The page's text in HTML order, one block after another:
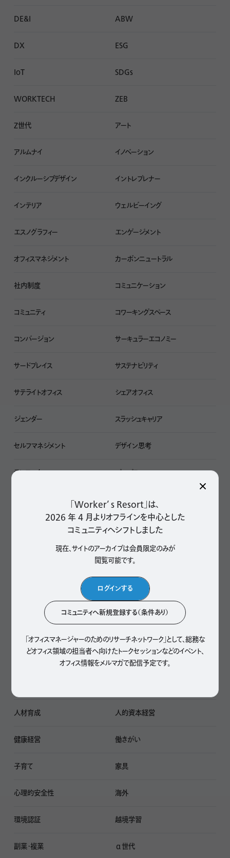
「Worker’ s Resort」は、
2026 年 4 月よりオフラインを中心とした
コミュニティへシフトしました
現在、サイトのアーカイブは会員限定のみが
閲覧可能です。
ログインする
コミュニティへ新規登録する（条件あり）
「オフィスマネージャーのためのリサーチネットワーク」として、総務な
どオフィス領域の担当者へ向けたトークセッションなどのイベント、
オフィス情報をメルマガで配信予定です。
DE&I ABW
DX ESG
IoT SDGs
WORKTECH ZEB
Z世代 アート
アルムナイ イノベーション
インクルーシブデザイン イントレプレナー
インテリア ウェルビーイング
エスノグラフィー エンゲージメント
オフィスマネジメント カーボンニュートラル
社内制度 コミュニケーション
コミュニティ コワーキングスペース
コンバージョン サーキュラーエコノミー
サードプレイス サステナビリティ
サテライトオフィス シェアオフィス
ジェンダー スラッシュキャリア
セルフマネジメント デザイン思考
テレワーク パーパス
ビジネスツール
フィジタルコミュニケーション ブランディング
マインドフルネス ミレニアル世代
ヘルスケア
リクルーティング
ワークエクスペリエンス ワークショップ
人材育成 人的資本経営
健康経営 働きがい
子育て 家具
心理的安全性 海外
環境認証 越境学習
副業・複業 α世代